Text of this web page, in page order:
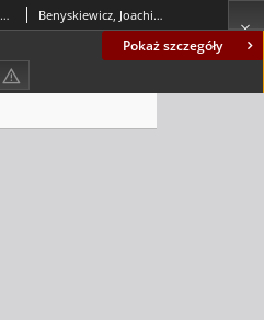
Pokaż szczegóły
Ludność autochtoniczna w procesie integracji Benyskiewicz, Joachim (1936-2011)